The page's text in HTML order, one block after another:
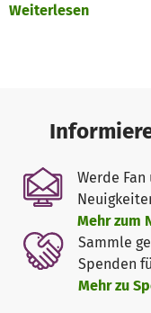
auch das zweite Ohr
damit große
Dithira ist
er kann nun
(Vater), “Amma”
seine Spielsachen
Begriffe vorspricht.
...Dithira bekommt
im Golden Key
durchgeführt wurde.
Weiterlesen
Werde
Mehr zum
Sammle
Spenden
Mehr zu